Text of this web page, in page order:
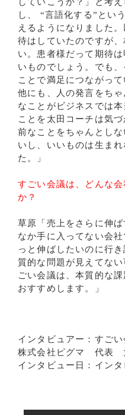
し、 “言語化する”とい
えるようになりました
待はしていたのですが
い。患者様だって期待
いものでしょう。でも
ことで満足につながって
他にも、人の発言をち
なことがビジネスでは
ことを太田コーチは気
前なことをちゃんとし
いし、いいものは生ま
た。」
すごい会議は、どんな
か？
草原「売上をさらに伸
なか手に入ってない会
っと伸ばしたいのに行
質的な問題が見えてな
ごい会議は、本質的な
おすすめします。」
インタビュアー：すご
株式会社ピグマ 代表
インタビュー日：イン